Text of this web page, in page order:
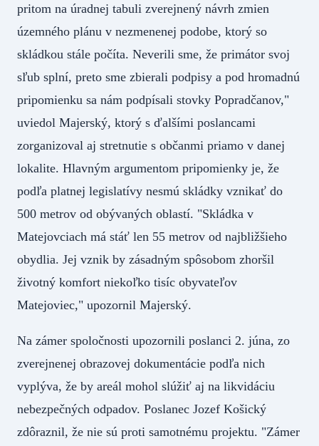
pritom na úradnej tabuli zverejnený návrh zmien
územného plánu v nezmenenej podobe, ktorý so
skládkou stále počíta. Neverili sme, že primátor svoj
sľub splní, preto sme zbierali podpisy a pod hromadnú
pripomienku sa nám podpísali stovky Popradčanov,"
uviedol Majerský, ktorý s ďalšími poslancami
zorganizoval aj stretnutie s občanmi priamo v danej
lokalite. Hlavným argumentom pripomienky je, že
podľa platnej legislatívy nesmú skládky vznikať do
500 metrov od obývaných oblastí. "Skládka v
Matejovciach má stáť len 55 metrov od najbližšieho
obydlia. Jej vznik by zásadným spôsobom zhoršil
životný komfort niekoľko tisíc obyvateľov
Matejoviec," upozornil Majerský.
Na zámer spoločnosti upozornili poslanci 2. júna, zo
zverejnenej obrazovej dokumentácie podľa nich
vyplýva, že by areál mohol slúžiť aj na likvidáciu
nebezpečných odpadov. Poslanec Jozef Košický
zdôraznil, že nie sú proti samotnému projektu. "Zámer